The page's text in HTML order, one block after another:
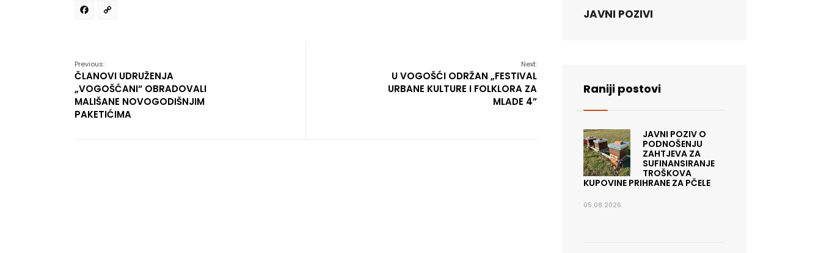
Facebook
Previous:
ČLANOVI UDRUŽENJA
„VOGOŠĆANI“ OBRADOVALI
MALIŠANE NOVOGODIŠNJIM
PAKETIĆIMA
Next:
U VOGOŠĆI ODRŽAN „FESTIVAL
URBANE KULTURE I FOLKLORA ZA
MLADE 4”
JAVNI POZIVI
Raniji postovi
JAVNI POZIV O
PODNOŠENJU
ZAHTJEVA ZA
SUFINANSIRANJE
TROŠKOVA
KUPOVINE PRIHRANE ZA PČELE
05.08.2026.